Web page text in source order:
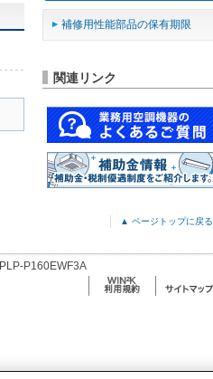
補修用性能部品の保有期限
関連リンク
▲ ページトップに戻る
PLP-P160EWF3A